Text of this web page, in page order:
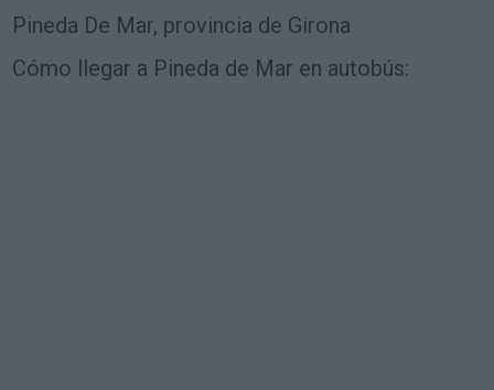
Pineda De Mar, provincia de Girona
Cómo llegar a Pineda de Mar en autobús: